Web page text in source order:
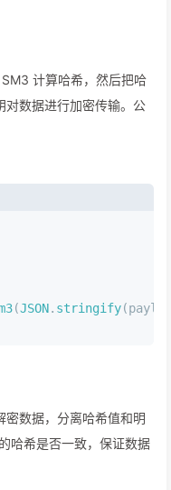
计算哈希，然后把哈
对数据进行加密传输。公
(JSON. stringify
密数据，分离哈希值和明
哈希是否一致，保证数据